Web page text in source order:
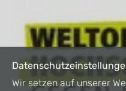
Wir setzen auf unserer